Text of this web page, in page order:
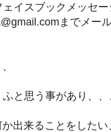
イスブックメッセ
までメー
と思う事があり、
出来ることをした